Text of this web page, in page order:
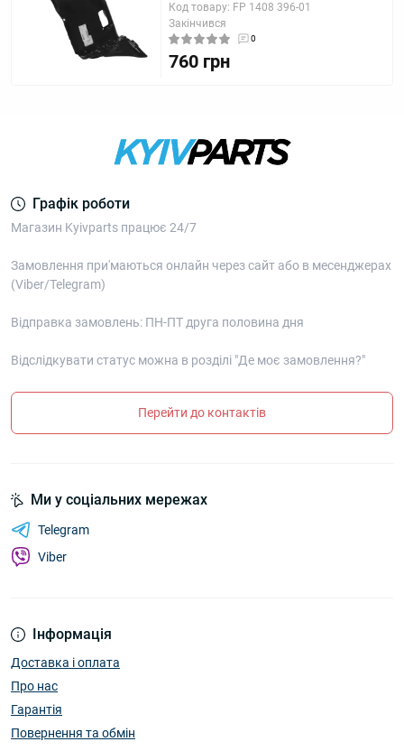
Код товару: FP 1408 396-01
Закінчився
0
760 грн
Графік роботи
Магазин Kyivparts працює 24/7
Замовлення при'маються онлайн через сайт або в месенджерах
(Viber/Telegram)
Відправка замовлень: ПН-ПТ друга половина дня
Відслідкувати статус можна в розділі "Де моє замовлення?"
Перейти до контактів
Інформація
Доставка і оплата
Про нас
Гарантія
Повернення та обмін
Ми у соціальних мережах
Telegram
Viber